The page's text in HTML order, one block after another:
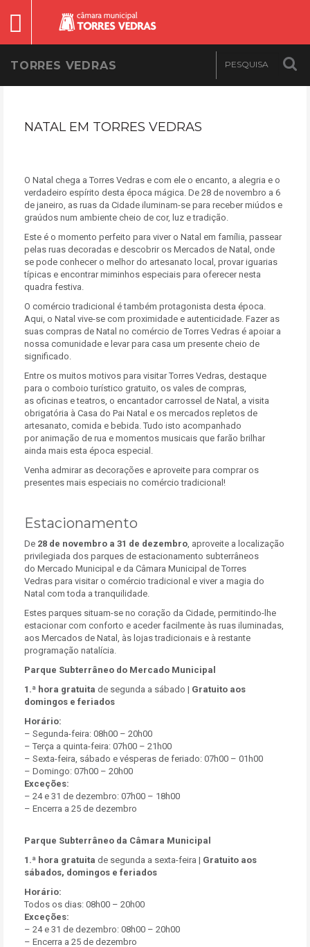
TORRES VEDRAS
NATAL EM TORRES VEDRAS
O Natal chega a Torres Vedras e com ele o encanto, a alegria e o
verdadeiro espírito desta época mágica. De 28 de novembro a 6
de janeiro, as ruas da Cidade iluminam-se para receber miúdos e
graúdos num ambiente cheio de cor, luz e tradição.
Este é o momento perfeito para viver o Natal em família, passear
pelas ruas decoradas e descobrir os Mercados de Natal, onde
se pode conhecer o melhor do artesanato local, provar iguarias
típicas e encontrar miminhos especiais para oferecer nesta
quadra festiva.
O comércio tradicional é também protagonista desta época.
Aqui, o Natal vive-se com proximidade e autenticidade. Fazer as
suas compras de Natal no comércio de Torres Vedras é apoiar a
nossa comunidade e levar para casa um presente cheio de
significado.
Entre os muitos motivos para visitar Torres Vedras, destaque
para o comboio turístico gratuito, os vales de compras,
as oficinas e teatros, o encantador carrossel de Natal, a visita
obrigatória à Casa do Pai Natal e os mercados repletos de
artesanato, comida e bebida. Tudo isto acompanhado
por animação de rua e momentos musicais que farão brilhar
ainda mais esta época especial.
Venha admirar as decorações e aproveite para comprar os
presentes mais especiais no comércio tradicional!
Estacionamento
De 28 de novembro a 31 de dezembro, aproveite a localização
privilegiada dos parques de estacionamento subterrâneos
do Mercado Municipal e da Câmara Municipal de Torres
Vedras para visitar o comércio tradicional e viver a magia do
Natal com toda a tranquilidade.
Estes parques situam-se no coração da Cidade, permitindo-lhe
estacionar com conforto e aceder facilmente às ruas iluminadas,
aos Mercados de Natal, às lojas tradicionais e à restante
programação natalícia.
Parque Subterrâneo do Mercado Municipal
1.ª hora gratuita de segunda a sábado | Gratuito aos
domingos e feriados
Horário:
– Segunda-feira: 08h00 – 20h00
– Terça a quinta-feira: 07h00 – 21h00
– Sexta-feira, sábado e vésperas de feriado: 07h00 – 01h00
– Domingo: 07h00 – 20h00
Exceções:
– 24 e 31 de dezembro: 07h00 – 18h00
– Encerra a 25 de dezembro
Parque Subterrâneo da Câmara Municipal
1.ª hora gratuita de segunda a sexta-feira | Gratuito aos
sábados, domingos e feriados
Horário:
Todos os dias: 08h00 – 20h00
Exceções:
– 24 e 31 de dezembro: 08h00 – 20h00
– Encerra a 25 de dezembro